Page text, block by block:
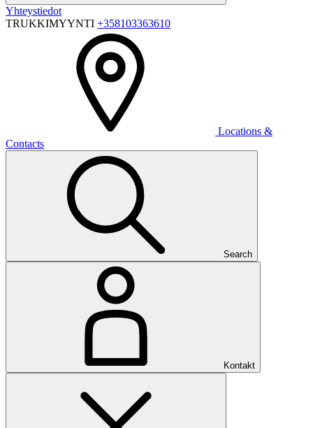
Yhteystiedot
TRUKKIMYYNTI +358103363610
Locations &
Contacts
Search
Kontakt